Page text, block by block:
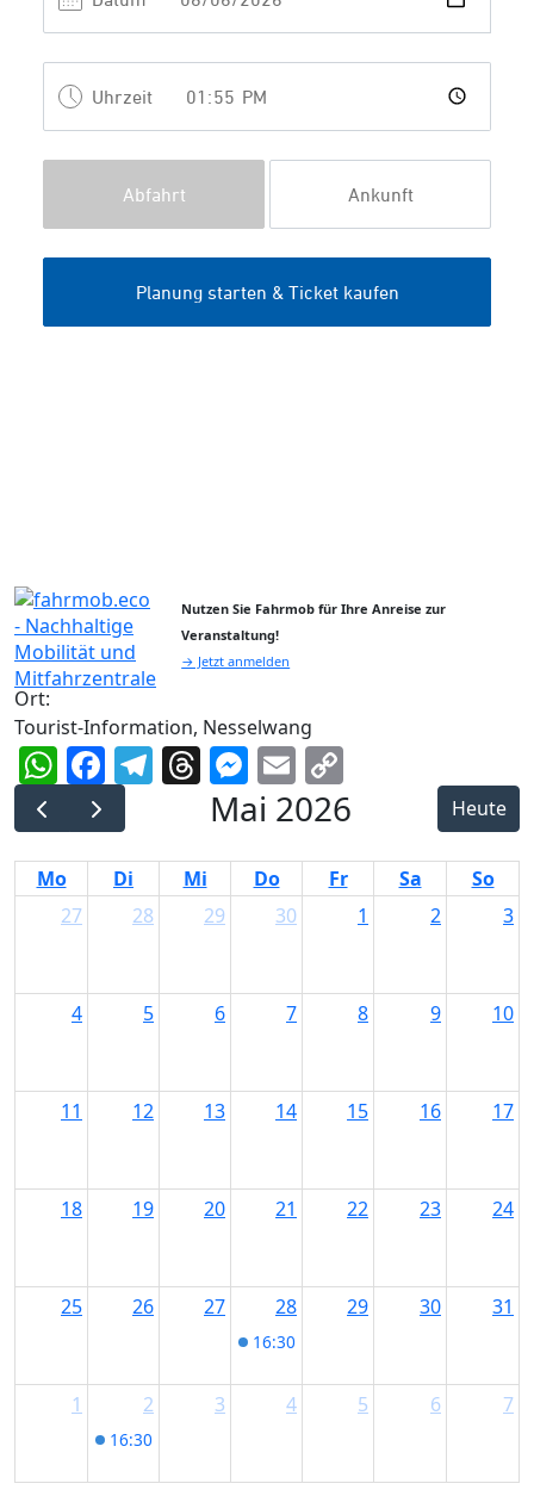
Nutzen Sie Fahrmob für Ihre Anreise zur
Veranstaltung!
→ Jetzt anmelden
Ort:
Tourist-Information, Nesselwang
WhatsApp
Facebook
Telegram
Threads
Messenger
Email
Link
Mai 2026 Heute
Mo Di Mi Do Fr Sa
So
27
28 29 30 1 2 3
4 5 6 7 8 9 10
11 12 13 14 15 16 17
18 19 20 21 22 23 24
25 26 27 28
16:30
29 30 31
1 2
16:30
3 4 5 6 7